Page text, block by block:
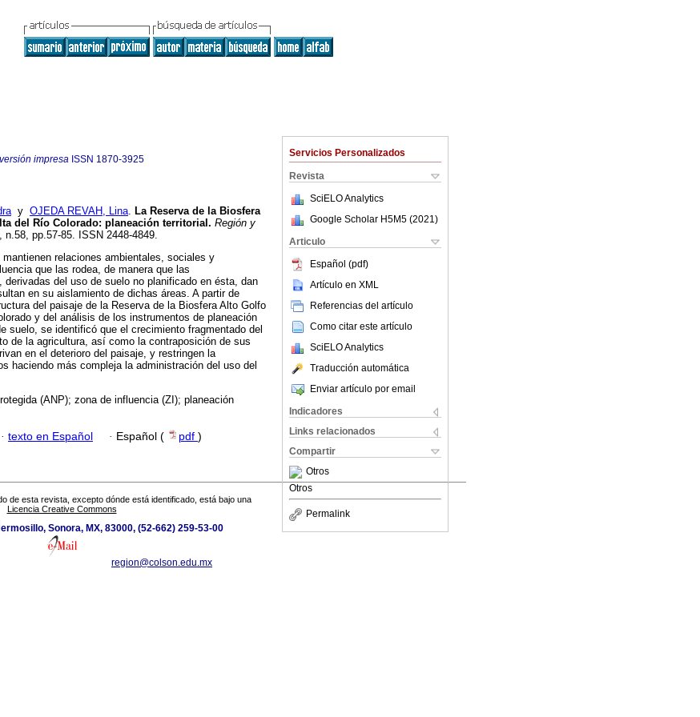
Servicios Personalizados
Revista
SciELO Analytics
Google Scholar H5M5 (2021 )
Articulo
Español (pdf)
Artículo en XML
Referencias del artículo
Como citar este artículo
SciELO Analytics
Traducción automática
Enviar artículo por email
Indicadores
Links relacionados
Compartir
Otros
Otros
Permalink
versión impresa ISSN 1870-3925
y OJEDA REVAH, Lina. La Reserva de la Biosfera
del Río Colorado: planeación territorial . Región y
pp.57-85. ISSN 2448-4849.
relaciones ambientales, sociales y
que las rodea, de manera que las
del uso de suelo no planificado en ésta, dan
en su aislamiento de dichas áreas. A partir de
del paisaje de la Reserva de la Biosfera Alto Golfo
y del análisis de los instrumentos de planeación
suelo, se identificó que el crecimiento fragmentado del
de la agricultura, así como la contraposición de sus
en el deterioro del paisaje, y restringen la
haciendo más compleja la administración del uso del
(ANP); zona de influencia (ZI); planeación
· texto en Español · Español ( pdf )
de esta revista, excepto dónde está identificado, está bajo una
Licencia Creative Commons
Sonora, MX, 83000, (52-662) 259-53-00
region@colson.edu.mx